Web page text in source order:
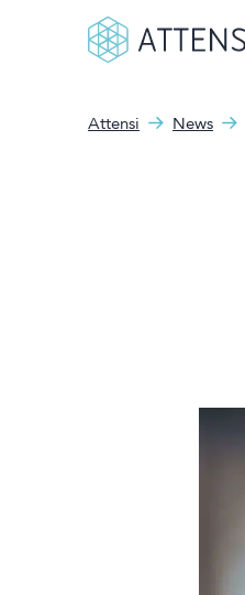
Attensi News